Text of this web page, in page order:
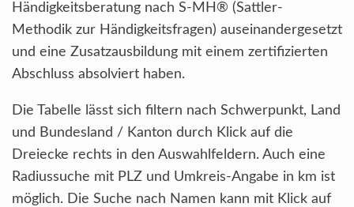
Händigkeitsberatung nach S-MH® (Sattler-
Methodik zur Händigkeitsfragen) auseinandergesetzt
und eine Zusatzausbildung mit einem zertifizierten
Abschluss absolviert haben.
Die Tabelle lässt sich filtern nach Schwerpunkt, Land
und Bundesland / Kanton durch Klick auf die
Dreiecke rechts in den Auswahlfeldern. Auch eine
Radiussuche mit PLZ und Umkreis-Angabe in km ist
möglich. Die Suche nach Namen kann mit Klick auf